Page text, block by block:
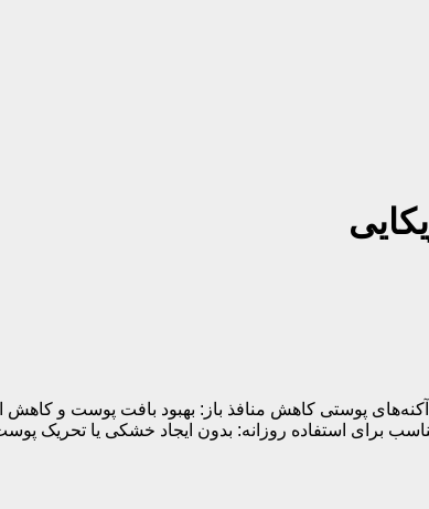
پوستی کاهش منافذ باز: بهبود بافت پوست و کاهش
استفاده روزانه: بدون ایجاد خشکی یا تحریک